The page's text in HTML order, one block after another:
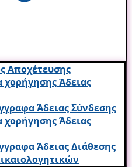
Αποχέτευσης
χορήγησης Άδειας
Άδειας Σύνδεσης
χορήγησης Άδειας
Άδειας Διάθεσης